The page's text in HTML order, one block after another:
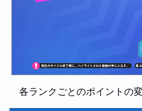
各ランクごとのポイントの